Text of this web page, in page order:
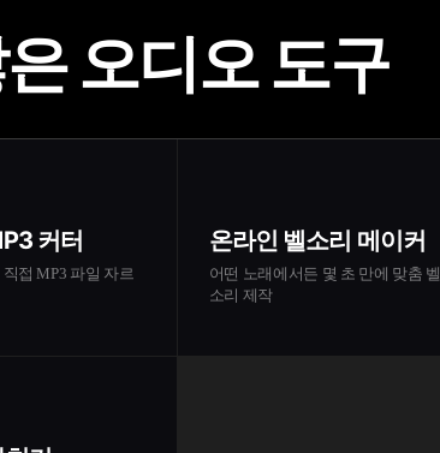
오디오 도구
커터
접 MP3 파일 자르
온라인 벨소리 메이커
어떤 노래에서든 몇 초 만에 맞춤 벨
소리 제작